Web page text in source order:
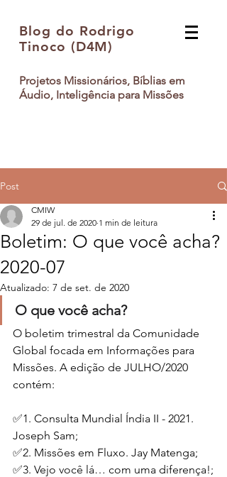
Blog do Rodrigo
Tinoco (D4M)
Projetos Missionários, Bíblias em
Áudio, Inteligência para Missões
Post
Boletim: O que você acha?
2020-07
CMIW
29 de jul. de 2020 1 min de leitura
Atualizado: 7 de set. de 2020
O que você acha?
O boletim trimestral da Comunidade
Global focada em Informações para
Missões. A edição de JULHO/2020
contém:
✅1. Consulta Mundial Índia II - 2021.
Joseph Sam;
✅2. Missões em Fluxo. Jay Matenga;
✅3. Vejo você lá… com uma diferença!;